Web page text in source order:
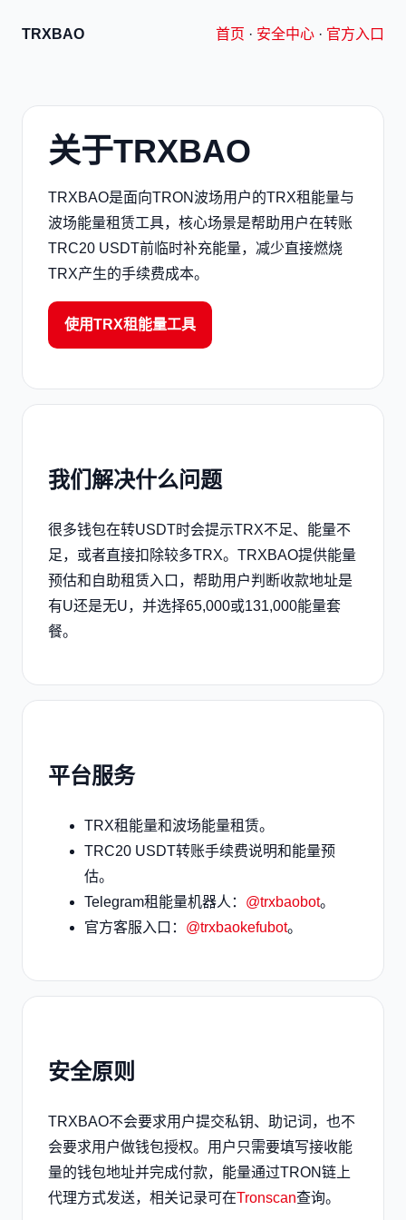
TRXBAO 首页 · 安全中心 · 官方入口
关于TRXBAO
TRXBAO是面向TRON波场用户的TRX租能量与
波场能量租赁工具，核心场景是帮助用户在转账
TRC20 USDT前临时补充能量，减少直接燃烧
TRX产生的手续费成本。
使用TRX租能量工具
我们解决什么问题
很多钱包在转USDT时会提示TRX不足、能量不
足，或者直接扣除较多TRX。TRXBAO提供能量
预估和自助租赁入口，帮助用户判断收款地址是
有U还是无U，并选择65,000或131,000能量套
餐。
平台服务
TRX租能量和波场能量租赁。
TRC20 USDT转账手续费说明和能量预
估。
Telegram租能量机器人： @trxbaobot。
官方客服入口： @trxbaokefubot。
安全原则
TRXBAO不会要求用户提交私钥、助记词，也不
会要求用户做钱包授权。用户只需要填写接收能
量的钱包地址并完成付款，能量通过TRON链上
代理方式发送，相关记录可在Tronscan查询。